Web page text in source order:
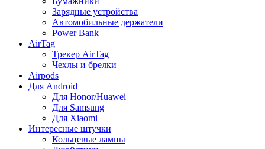
Зарядные устройства
Автомобильные держатели
Power Bank
AirTag
Трекер AirTag
Чехлы и брелки
Airpods
Для Android
Для Honor/Huawei
Для Samsung
Для Xiaomi
Интересные штучки
Кольцевые лампы